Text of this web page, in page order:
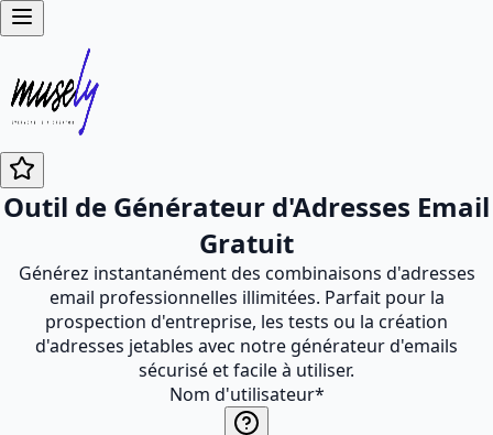
Outil de Générateur d'Adresses Email
Gratuit
Générez instantanément des combinaisons d'adresses
email professionnelles illimitées. Parfait pour la
prospection d'entreprise, les tests ou la création
d'adresses jetables avec notre générateur d'emails
sécurisé et facile à utiliser.
Nom d'utilisateur*